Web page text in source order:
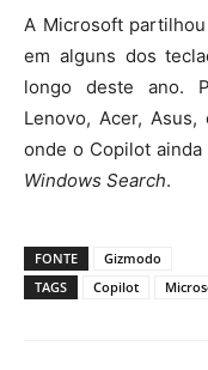
A Microsoft
em alguns dos
longo deste ano.
Lenovo, Acer,
onde o Copilot
Windows Search.
FONTE
Gizmodo
TAGS
Copilot